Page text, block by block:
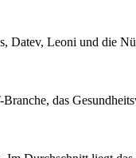
Datev, Leoni und die
das